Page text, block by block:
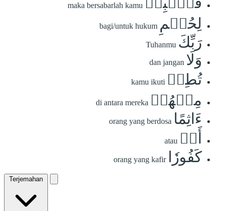
maka bersabarlah kamu
لِحُكۡمِ bagi/untuk hukum
رَبِّكَ Tuhanmu
وَلَا dan jangan
تُطِعۡ kamu ikuti
مِنۡهُمۡ di antara mereka
ءَاثِمًا orang yang berdosa
أَوۡ atau
كَفُورٗا orang yang kafir
Terjemahan